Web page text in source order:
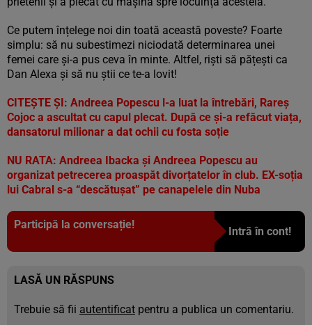
Ce putem înțelege noi din toată această poveste? Foarte
simplu: să nu subestimezi niciodată determinarea unei
femei care și-a pus ceva în minte. Altfel, riști să pățești ca
Dan Alexa și să nu știi ce te-a lovit!
CITEȘTE ȘI: Andreea Popescu l-a luat la întrebări, Rareș
Cojoc a ascultat cu capul plecat. După ce și-a refăcut viața,
dansatorul milionar a dat ochii cu fosta soție
NU RATA: Andreea Ibacka și Andreea Popescu au
organizat petrecerea proaspăt divorțatelor în club. EX-soția
lui Cabral s-a “descătușat” pe canapelele din Nuba
Participă la conversație!
Intră în cont!
LASĂ UN RĂSPUNS
Trebuie să fii autentificat pentru a publica un comentariu.